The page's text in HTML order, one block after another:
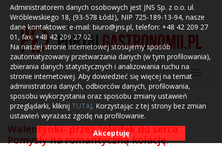
Administratorem danych osobowych jest JNS Sp. z o.o. ul.
Wróblewskiego 18, (93-578 Łódź), NIP 725-189-13-94, nasze
dane kontaktowe: e-mail: biuro@jns.pl, telefon: +48 42 209 27
01, fax: +48 42 209 27 02.
Na naszej stronie internetowej stosujemy sposób
zautomatyzowany przetwarzania danych (w tym profilowania),
zbierania danych statystycznych i analizowania ruchu na
stronie internetowej. Aby dowiedzieć się więcej na temat
administratora danych, odbiorców danych, profilowania,
sposobu wykorzystania oraz sposobu zmiany ustawień
przeglądarki, kliknij TUTAJ. Korzystając z tej strony bez zmian
ustawień wyrażasz zgodę na profilowanie.
Akceptuję
Walentynki- przez żołądek do serca.
Pomysły na romantyczną kolację.